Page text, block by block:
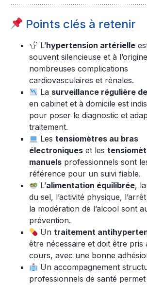
Points clés à retenir
L’hypertension artérielle
souvent silencieuse et à
nombreuses complications
cardiovasculaires et rénales.
La surveillance régulière
en cabinet et à domicile est
pour poser le diagnostic et
traitement.
Lestensiomètres au bras
électroniques et les
manuels professionnels sont
référence pour un suivi fiable.
L’alimentation équilibrée,
du sel, l’activité physique,
la modération de l’alcool sont
prévention.
Untraitement
être nécessaire et doit être pris
cours, avec une bonne
Un accompagnement
professionnels de santé